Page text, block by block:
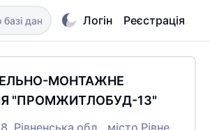
Логін Реєстрація
МОНТАЖНЕ
"ПРОМЖИТЛОБУД-13"
Рівненська обл., місто Рівне,